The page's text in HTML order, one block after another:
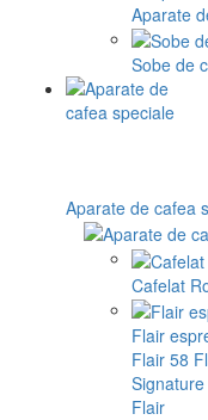
Aparate
Sobe de
Aparate de cafea
Cafelat
Flair
Flair 58
Signature
Flair